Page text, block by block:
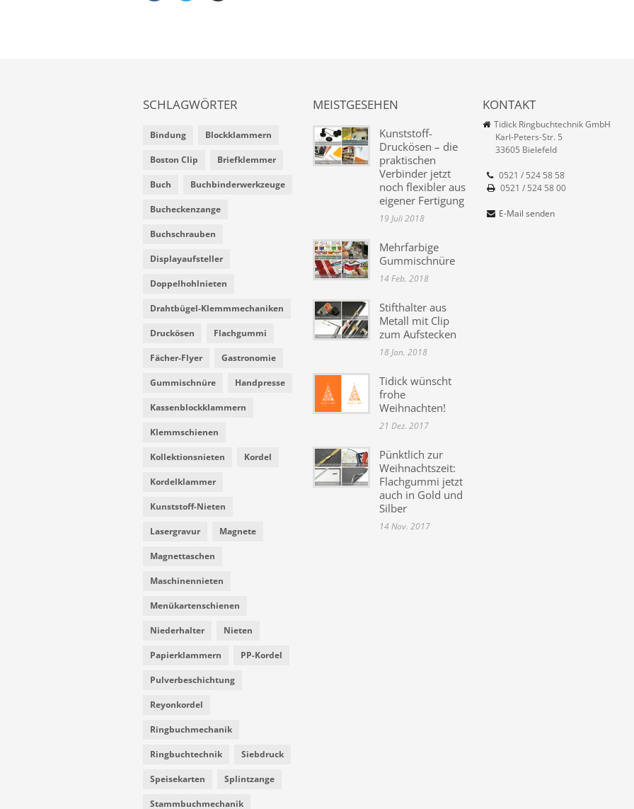
SCHLAGWÖRTER
Bindung Blockklammern
Boston Clip Briefklemmer
Buch Buchbinderwerkzeuge
Bucheckenzange
Buchschrauben
Displayaufsteller
Doppelhohlnieten
Drahtbügel-Klemmmechaniken
Druckösen Flachgummi
Fächer-Flyer Gastronomie
Gummischnüre Handpresse
Kassenblockklammern
Klemmschienen
Kollektionsnieten Kordel
Kordelklammer
Kunststoff-Nieten
Lasergravur Magnete
Magnettaschen
Maschinennieten
Menükartenschienen
Niederhalter Nieten
Papierklammern PP-Kordel
Pulverbeschichtung
Reyonkordel
Ringbuchmechanik
Ringbuchtechnik Siebdruck
Speisekarten Splintzange
Stammbuchmechanik
MEISTGESEHEN
Kunststoff-
Druckösen – die
praktischen
Verbinder jetzt
noch flexibler aus
eigener Fertigung
19 Juli 2018
Mehrfarbige
Gummischnüre
14 Feb. 2018
Stifthalter aus
Metall mit Clip
zum Aufstecken
18 Jan. 2018
Tidick wünscht
frohe
Weihnachten!
21 Dez. 2017
Pünktlich zur
Weihnachtszeit:
Flachgummi jetzt
auch in Gold und
Silber
14 Nov. 2017
KONTAKT
Tidick Ringbuchtechnik GmbH
Karl-Peters-Str. 5
33605 Bielefeld
0521 / 524 58 58
0521 / 524 58 00
E-Mail senden